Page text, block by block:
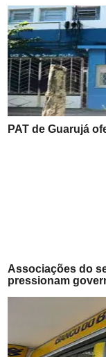
PAT de Guarujá
Associações do
pressionam